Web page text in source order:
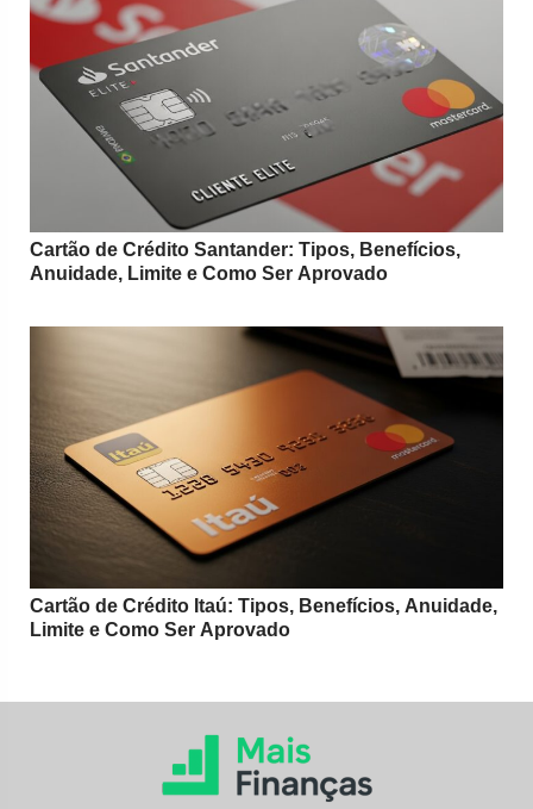
Cartão de Crédito Santander: Tipos, Benefícios,
Anuidade, Limite e Como Ser Aprovado
Cartão de Crédito Itaú: Tipos, Benefícios, Anuidade,
Limite e Como Ser Aprovado